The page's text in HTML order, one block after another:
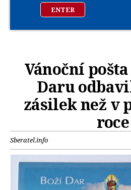
ENTER
Vánoční
Daru
zásilek než v
roce
Sberatel.info